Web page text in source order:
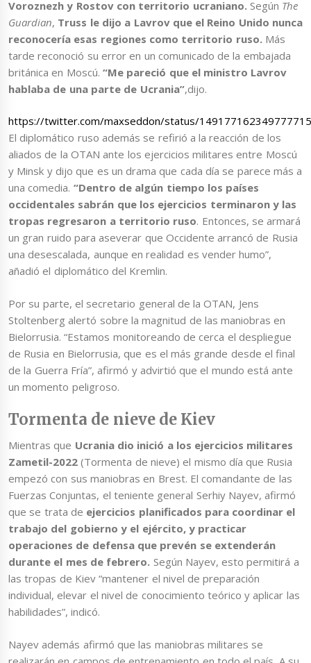
Voroznezh y Rostov con territorio ucraniano. Según The
Guardian, Truss le dijo a Lavrov que el Reino Unido nunca
reconocería esas regiones como territorio ruso. Más
tarde reconoció su error en un comunicado de la embajada
británica en Moscú. “Me pareció que el ministro Lavrov
hablaba de una parte de Ucrania”,dijo.
https://twitter.com/maxseddon/status/
El diplomático ruso además se refirió a la reacción de los
aliados de la OTAN ante los ejercicios militares entre Moscú
y Minsk y dijo que es un drama que cada día se parece más a
una comedia. “Dentro de algún tiempo los países
occidentales sabrán que los ejercicios terminaron y las
tropas regresaron a territorio ruso. Entonces, se armará
un gran ruido para aseverar que Occidente arrancó de Rusia
una desescalada, aunque en realidad es vender humo”,
añadió el diplomático del Kremlin.
Por su parte, el secretario general de la OTAN, Jens
Stoltenberg alertó sobre la magnitud de las maniobras en
Bielorrusia. “Estamos monitoreando de cerca el despliegue
de Rusia en Bielorrusia, que es el más grande desde el final
de la Guerra Fría”, afirmó y advirtió que el mundo está ante
un momento peligroso.
Tormenta de nieve de Kiev
Mientras que Ucrania dio inició a los ejercicios militares
Zametil-2022 (Tormenta de nieve) el mismo día que Rusia
empezó con sus maniobras en Brest. El comandante de las
Fuerzas Conjuntas, el teniente general Serhiy Nayev, afirmó
que se trata de ejercicios planificados para coordinar el
trabajo del gobierno y el ejército, y practicar
operaciones de defensa que prevén se extenderán
durante el mes de febrero. Según Nayev, esto permitirá a
las tropas de Kiev “mantener el nivel de preparación
individual, elevar el nivel de conocimiento teórico y aplicar las
habilidades”, indicó.
Nayev además afirmó que las maniobras militares se